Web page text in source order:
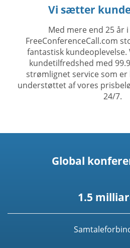
Vi sætter
Med mere end 25 år
FreeConferenceCall.com
fantastisk
kundetilfredshed med
strømlignet service som er
understøttet af vores
24/7.
Global
1.5